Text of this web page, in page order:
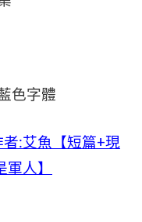
色字體
者:艾魚【短篇+現
人】